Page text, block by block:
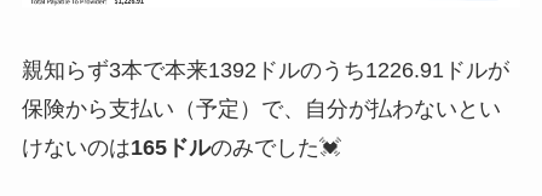
親知らず3本で本来1392ドルのうち1226.91ドルが
保険から支払い（予定）で、自分が払わないとい
けないのは165ドルのみでした💓